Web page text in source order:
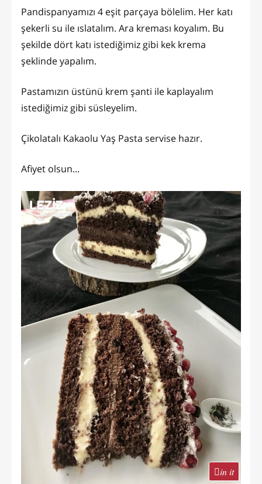
Pandispanyamızı 4 eşit parçaya bölelim. Her katı
şekerli su ile ıslatalım. Ara kreması koyalım. Bu
şekilde dört katı istediğimiz gibi kek krema
şeklinde yapalım.
Pastamızın üstünü krem şanti ile kaplayalım
istediğimiz gibi süsleyelim.
Çikolatalı Kakaolu Yaş Pasta servise hazır.
Afiyet olsun...
in it